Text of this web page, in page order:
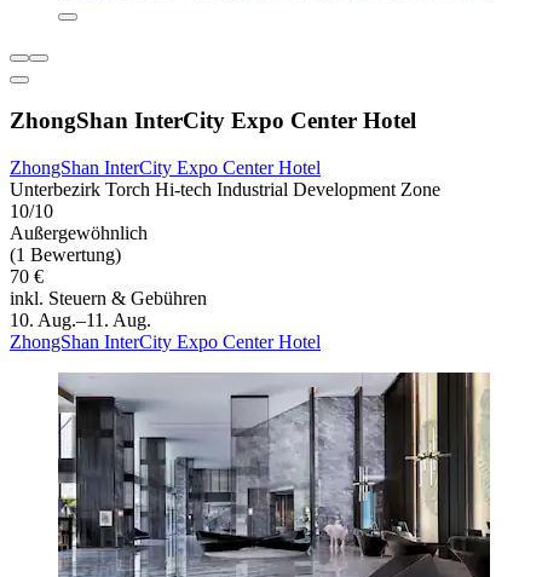
ZhongShan InterCity Expo Center Hotel
ZhongShan InterCity Expo Center Hotel
Unterbezirk Torch Hi-tech Industrial Development Zone
10/10
Außergewöhnlich
(1 Bewertung)
70 €
inkl. Steuern & Gebühren
10. Aug.–11. Aug.
ZhongShan InterCity Expo Center Hotel